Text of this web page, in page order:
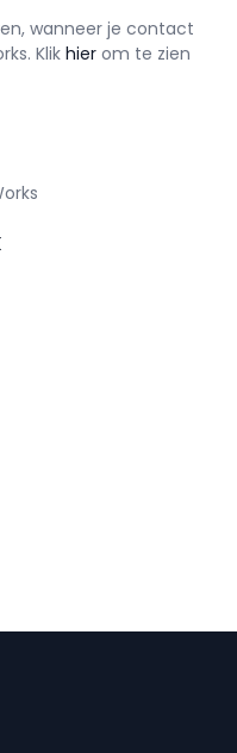
wanneer je contact
Klik hier om te zien